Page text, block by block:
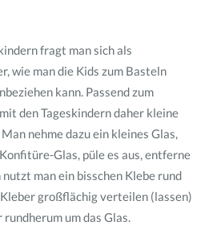
fragt man sich als
wie man die Kids zum Basteln
kann. Passend zum
den Tageskindern daher kleine
nehme dazu ein kleines Glas,
Glas, püle es aus, entferne
man ein bisschen Klebe rund
großflächig verteilen (lassen)
um das Glas.